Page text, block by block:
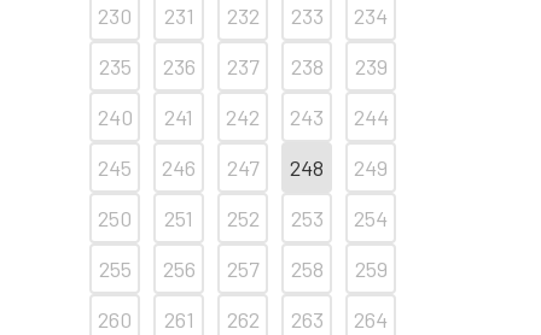
230
231 232 233
234
235
236 237 238
239
240
241 242 243
244
245
246 247 248
249
250
251 252 253
254
255
256 257 258
259
260
261 262 263
264